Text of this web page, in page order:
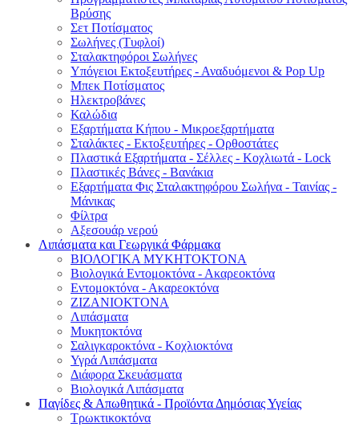
Βρύσης
Σετ Ποτίσματος
Σωλήνες (Τυφλοί)
Σταλακτηφόροι Σωλήνες
Υπόγειοι Εκτοξευτήρες - Αναδυόμενοι & Pop Up
Μπεκ Ποτίσματος
Ηλεκτροβάνες
Καλώδια
Εξαρτήματα Κήπου - Μικροεξαρτήματα
Σταλάκτες - Εκτοξευτήρες - Ορθοστάτες
Πλαστικά Εξαρτήματα - Σέλλες - Κοχλιωτά - Lock
Πλαστικές Βάνες - Βανάκια
Εξαρτήματα Φις Σταλακτηφόρου Σωλήνα - Ταινίας -
Μάνικας
Φίλτρα
Αξεσουάρ νερού
Λιπάσματα και Γεωργικά Φάρμακα
ΒΙΟΛΟΓΙΚΑ ΜΥΚΗΤΟΚΤΟΝΑ
Βιολογικά Εντομοκτόνα - Ακαρεοκτόνα
Εντομοκτόνα - Ακαρεοκτόνα
ΖΙΖΑΝΙΟΚΤΟΝΑ
Λιπάσματα
Μυκητοκτόνα
Σαλιγκαροκτόνα - Κοχλιοκτόνα
Υγρά Λιπάσματα
Διάφορα Σκευάσματα
Βιολογικά Λιπάσματα
Παγίδες & Απωθητικά - Προϊόντα Δημόσιας Υγείας
Τρωκτικοκτόνα